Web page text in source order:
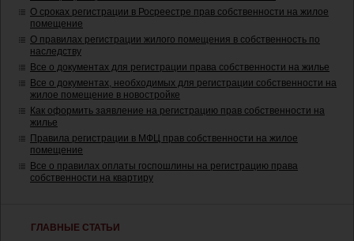
О сроках регистрации в Росреестре прав собственности на жилое
помещение
О правилах регистрации жилого помещения в собственность по
наследству
Все о документах для регистрации права собственности на жилье
Все о документах, необходимых для регистрации собственности на
жилое помещение в новостройке
Как оформить заявление на регистрацию прав собственности на
жилье
Правила регистрации в МФЦ прав собственности на жилое
помещение
Все о правилах оплаты госпошлины на регистрацию права
собственности на квартиру
ГЛАВНЫЕ СТАТЬИ